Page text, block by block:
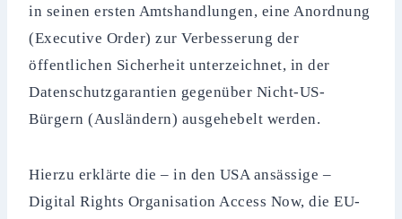
in seinen ersten Amtshandlungen, eine Anordnung
(Executive Order) zur Verbesserung der
öffentlichen Sicherheit unterzeichnet, in der
Datenschutzgarantien gegenüber Nicht-US-
Bürgern (Ausländern) ausgehebelt werden.
Hierzu erklärte die – in den USA ansässige –
Digital Rights Organisation Access Now, die EU-